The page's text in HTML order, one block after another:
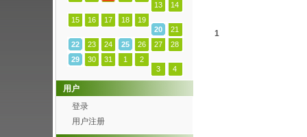
1
13
14
15
16 17 18
19
20
21
22
23 24 25 26 27
28
29
30 31 1
2
3
4
用户
登录
用户注册